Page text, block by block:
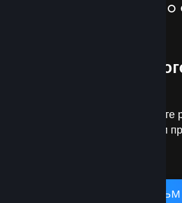
И още толкова
Достигайте постижения, четете
проучвайте персонализирани
ПРИСЪЕДИНЯВАНЕ КЪМ